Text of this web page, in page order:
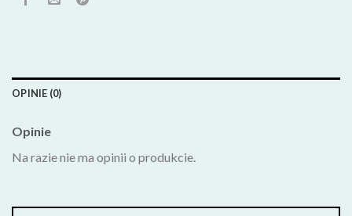
OPINIE (0)
Opinie
Na razie nie ma opinii o produkcie.